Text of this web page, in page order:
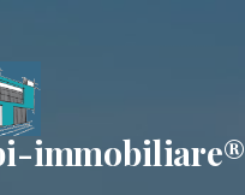
immobiliare®